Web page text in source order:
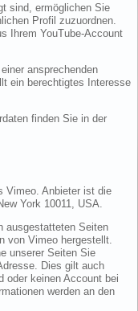
sind, ermöglichen Sie
Profil zuzuordnen.
Ihrem YouTube-Account
ansprechenden
ein berechtigtes Interesse
finden Sie in der
Vimeo. Anbieter ist die
York 10011, USA.
ausgestatteten Seiten
von Vimeo hergestellt.
unserer Seiten Sie
Dies gilt auch
oder keinen Account bei
werden an den